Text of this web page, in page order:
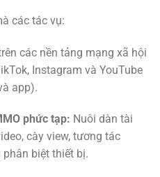
các tác vụ:
các nền tảng mạng xã hội
Instagram và YouTube
app).
phức tạp: Nuôi dàn tài
cày view, tương tác
biệt thiết bị.